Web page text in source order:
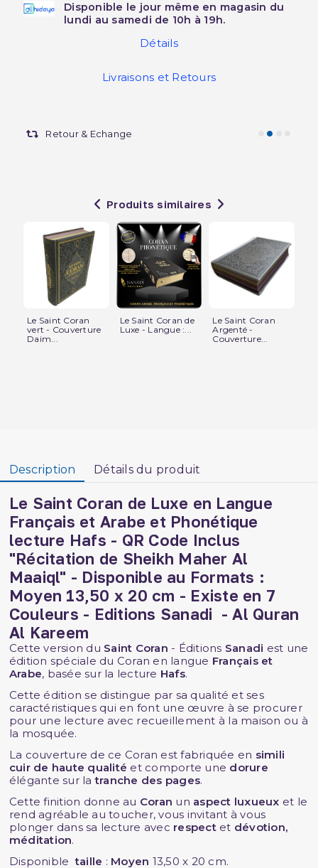
Disponible le jour même en magasin du
lundi au samedi de 10h à 19h.
Détails
Livraisons et Retours
Retour & Echange
Produits similaires
Le Saint Coran
vert - Couverture
Daim...
Le Saint Coran de
Luxe - Langue :...
Le Saint Coran
Argenté -
Couverture...
Description Détails du produit
Le Saint Coran de Luxe en Langue
Français et Arabe et Phonétique
lecture Hafs - QR Code Inclus
"Récitation de Sheikh Maher Al
Maaiql" - Disponible au Formats :
Moyen 13,50 x 20 cm - Existe en 7
Couleurs - Editions Sanadi - Al Quran
Al Kareem
Cette version du Saint Coran - Éditions Sanadi est une
édition spéciale du Coran en langue Français et
Arabe, basée sur la lecture Hafs.
Cette édition se distingue par sa qualité et ses
caractéristiques qui en font une œuvre à se procurer
pour une lecture avec recueillement à la maison ou à
la mosquée.
La couverture de ce Coran est fabriquée en simili
cuir de haute qualité et comporte une dorure
élégante sur latranche des pages.
Cette finition donne au Coran un aspect luxueux et le
rend agréable au toucher, vous invitant à vous
plonger dans sa lecture avec respect et dévotion,
méditation.
Disponible taille : Moyen 13,50 x 20 cm.